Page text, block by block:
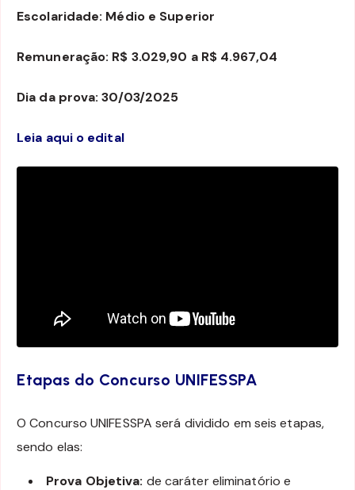
Escolaridade: Médio e Superior
Remuneração: R$ 3.029,90 a R$ 4.967,04
Dia da prova: 30/03/2025
Leia aqui o edital
Etapas do Concurso UNIFESSPA
O Concurso UNIFESSPA será dividido em seis etapas,
sendo elas:
Prova Objetiva: de caráter eliminatório e